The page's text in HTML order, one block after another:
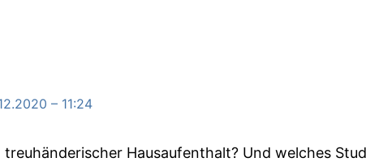
– 11:24
treuhänderischer Hausaufenthalt? Und welches